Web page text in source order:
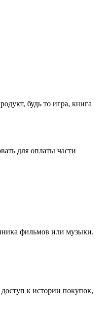
будь то игра, книга
для оплаты части
фильмов или музыки.
к истории покупок,